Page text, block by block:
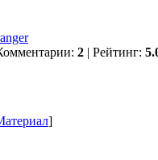
2 | Рейтинг:
]